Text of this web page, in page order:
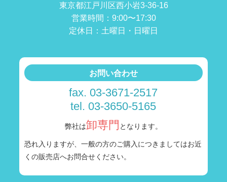
東京都江戸川区西小岩3-36-16
営業時間：9:00〜17:30
定休日：土曜日・日曜日
お問い合わせ
fax. 03-3671-2517
tel. 03-3650-5165
弊社は卸専門 となります。
恐れ入りますが、一般の方のご購入につきましてはお近
くの販売店へお問合せください。